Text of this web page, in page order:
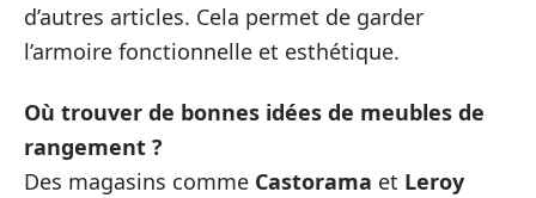
d’autres articles. Cela permet de garder
l’armoire fonctionnelle et esthétique.
Où trouver de bonnes idées de meubles de
rangement ?
Des magasins comme Castorama et Leroy